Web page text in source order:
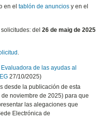
en eltablón de anuncios y en el
solicitudes: del26 de maig de 2025
.
de las ayudas al
27/10/2025)
desde la publicación de esta
noviembre de 2025) para que
las alegaciones que
Electrónica de